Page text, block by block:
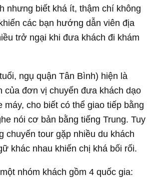
nhưng biết khá ít, thậm chí không
các bạn hướng dẫn viên địa
trở ngại khi đưa khách đi khám
ngụ quận Tân Bình) hiện là
của đơn vị chuyến đưa khách dạo
máy, cho biết có thể giao tiếp bằng
nói cơ bản bằng tiếng Trung. Tuy
chuyến tour gặp nhiều du khách
khác nhau khiến chị khá bối rối.
nhóm khách gồm 4 quốc gia: